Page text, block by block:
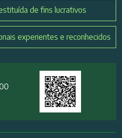
de fins lucrativos
experientes e reconhecidos